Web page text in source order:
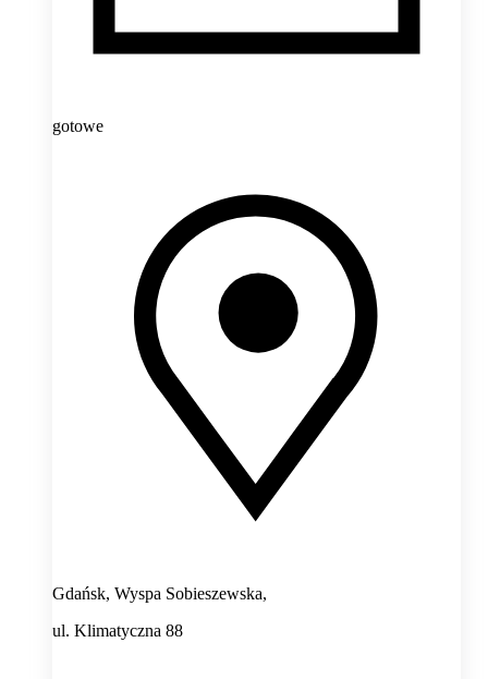
gotowe
Gdańsk, Wyspa Sobieszewska,
ul. Klimatyczna 88